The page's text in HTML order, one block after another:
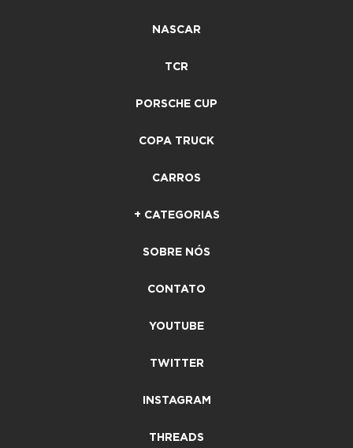
NASCAR
TCR
PORSCHE CUP
COPA TRUCK
CARROS
+ CATEGORIAS
SOBRE NÓS
CONTATO
YOUTUBE
TWITTER
INSTAGRAM
THREADS